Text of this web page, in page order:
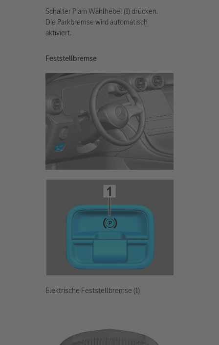
Schalter P am Wählhebel (1) drücken.
Die Parkbremse wird automatisch
aktiviert.
Feststellbremse
Elektrische Feststellbremse (1)